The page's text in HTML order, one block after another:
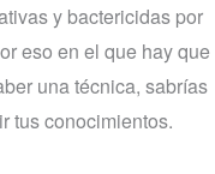
y bactericidas por
eso en el que hay que
una técnica, sabrías
tus conocimientos.